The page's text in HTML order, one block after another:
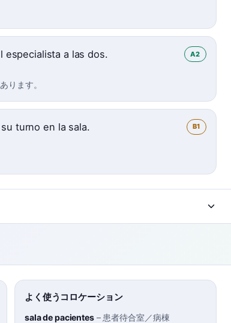
a las dos. A2
ります。
turno en la sala. B1
よく使うコロケーション
sala de pacientes– 患者待合室／病棟